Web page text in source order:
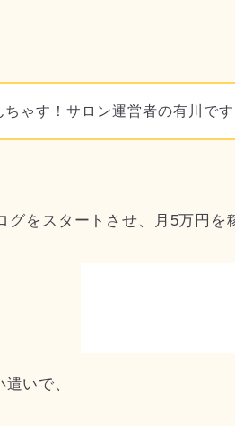
ちゃす！サロン運営者の有川です
グをスタートさせ、月5万円を
いで、